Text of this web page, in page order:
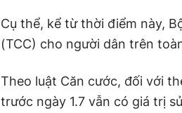
Cụ thể, kể từ thời điểm này,
(TCC) cho người dân trên
Theo luật Căn cước, đối với
trước ngày 1.7 vẫn có giá trị